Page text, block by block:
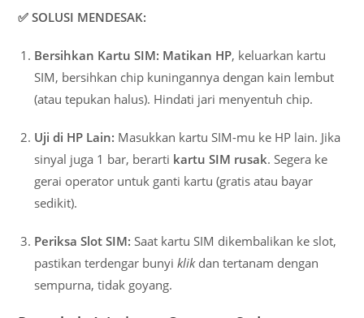
✅ SOLUSI MENDESAK:
Bersihkan Kartu SIM: Matikan HP, keluarkan kartu
SIM, bersihkan chip kuningannya dengan kain lembut
(atau tepukan halus). Hindati jari menyentuh chip.
Uji di HP Lain: Masukkan kartu SIM-mu ke HP lain. Jika
sinyal juga 1 bar, berarti kartu SIM rusak. Segera ke
gerai operator untuk ganti kartu (gratis atau bayar
sedikit).
Periksa Slot SIM: Saat kartu SIM dikembalikan ke slot,
pastikan terdengar bunyiklikdan tertanam dengan
sempurna, tidak goyang.